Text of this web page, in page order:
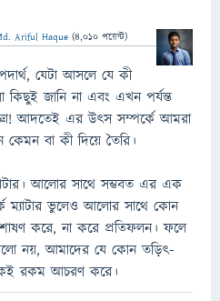
Ariful Haque (4,010 পয়েন্ট)
যেটা আসলে যে কী
কিছুই জানি না এবং এখন পর্যন্ত
আদতেই এর উৎস সম্পর্কে আমরা
কেমন বা কী দিয়ে তৈরি।
আলোর সাথে সম্ভবত এর এক
ম্যাটার ভুলেও আলোর সাথে কোন
করে, না করে প্রতিফলন। ফলে
নয়, আমাদের যে কোন তড়িৎ-
রকম আচরণ করে।